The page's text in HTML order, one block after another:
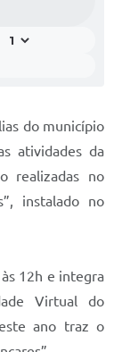
do município
atividades da
realizadas no
instalado no
12h e integra
Virtual do
ano traz o